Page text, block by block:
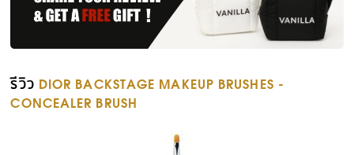
รีวิว DIOR BACKSTAGE MAKEUP BRUSHES -
CONCEALER BRUSH